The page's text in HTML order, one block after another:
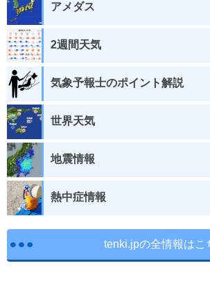
アメダス
2週間天気
気象予報士のポイント解説
世界天気
地震情報
熱中症情報
tenki.jpの全情報はこ